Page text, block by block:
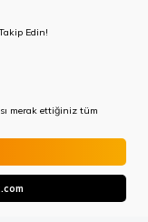
Edin!
merak ettiğiniz tüm